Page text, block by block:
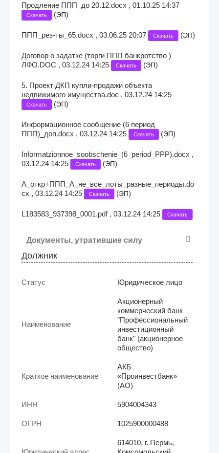
Продление ППП_до 20.12.docx , 01.10.25 14:37
Скачать (ЭП)
ППП_рез-ты_65.docx , 03.06.25 20:07 Скачать (ЭП)
Договор о задатке (торги ППП банкротство )
ЛФО.DOC , 03.12.24 14:25
Скачать (ЭП)
5. Проект ДКП купли-продажи объекта
недвижимого имущества.doc , 03.12.24 14:25
Скачать (ЭП)
Информационное сообщение (6 период
ППП)_доп.docx , 03.12.24 14:25
Скачать (ЭП)
Informatzionnoe_soobschenie_(6_period_PPP).docx ,
03.12.24 14:25
Скачать (ЭП)
А_откр+ППП_А_не_все_лоты_разные_периоды.do
cx , 03.12.24 14:25
Скачать (ЭП)
L183583_937398_0001.pdf , 03.12.24 14:25 Скачать
Документы, утратившие силу
Должник
Статус Юридическое лицо
Наименование
Акционерный
коммерческий банк
"Профессиональный
инвестиционный
банк" (акционерное
общество)
Краткое наименование
АКБ
«Проинвестбанк»
(АО)
ИНН 5904004343
ОГРН 1025900000488
614010, г. Пермь,